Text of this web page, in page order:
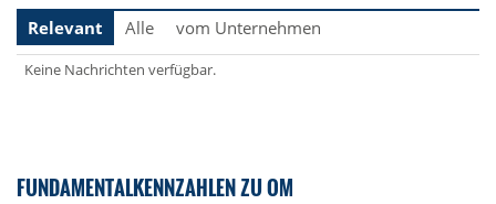
Relevant Alle vom Unternehmen
Keine Nachrichten verfügbar.
FUNDAMENTALKENNZAHLEN ZU OM